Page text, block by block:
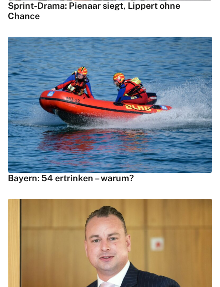
Sprint-Drama: Pienaar siegt, Lippert ohne
Chance
Bayern: 54 ertrinken – warum?